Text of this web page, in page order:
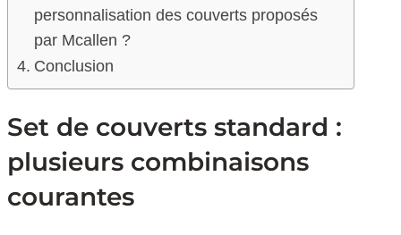
personnalisation des couverts proposés
par Mcallen ?
Conclusion
Set de couverts standard :
plusieurs combinaisons
courantes